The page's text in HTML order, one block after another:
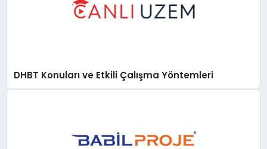
DHBT Konuları ve Etkili Çalışma Yöntemleri